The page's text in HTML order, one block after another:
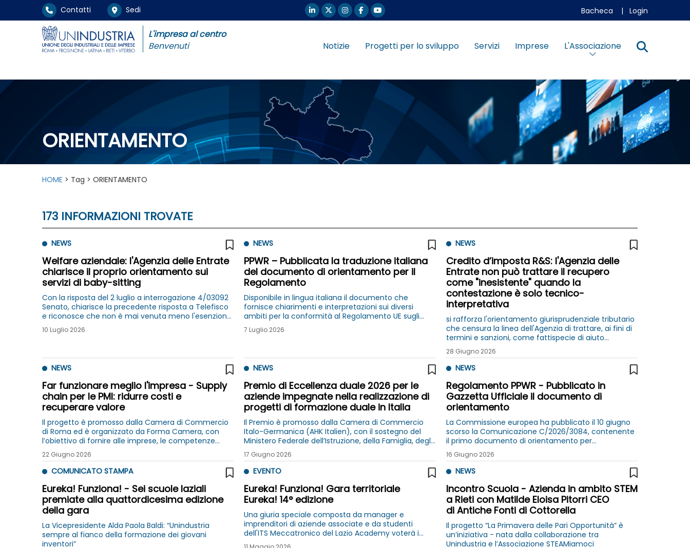
Contatti Sedi Bacheca | Login
L'impresa al centro
Benvenuti
Notizie Progetti per lo sviluppo Servizi Imprese L'Associazione
ORIENTAMENTO
HOME > Tag > ORIENTAMENTO
173 INFORMAZIONI TROVATE
NEWS
Welfare aziendale: l'Agenzia delle Entrate
chiarisce il proprio orientamento sui
servizi di baby-sitting
Con la risposta del 2 luglio a interrogazione 4/03092
Senato, chiarisce la precedente risposta a Telefisco
e riconosce che non è mai venuta meno l'esenzione
fiscale ex lett. f-bis) per servizi di baby-sitting, al di
fuori dell’offerta formativa scolastica
10 Luglio 2026
NEWS
PPWR – Pubblicata la traduzione italiana
del documento di orientamento per il
Regolamento
Disponibile in lingua italiana il documento che
fornisce chiarimenti e interpretazioni sui diversi
ambiti per la conformità al Regolamento UE sugli
imballaggi e i rifiuti di imballaggio
7 Luglio 2026
NEWS
Credito d’imposta R&S: l'Agenzia delle
Entrate non può trattare il recupero
come "inesistente" quando la
contestazione è solo tecnico-
interpretativa
si rafforza l'orientamento giurisprudenziale tributario
che censura la linea dell'Agenzia di trattare, ai fini di
termini e sanzioni, come fattispecie di aiuto
`inesistente` aiuti e crediti che sono in realtà `non
spettanti`
28 Giugno 2026
NEWS
Far funzionare meglio l'impresa - Supply
chain per le PMI: ridurre costi e
recuperare valore
Il progetto è promosso dalla Camera di Commercio
di Roma ed è organizzato da Forma Camera, con
l’obiettivo di fornire alle imprese, le competenze
necessarie alla gestione manageriale e tecnica del
complesso processo della supply chain
22 Giugno 2026
NEWS
Premio di Eccellenza duale 2026 per le
aziende impegnate nella realizzazione di
progetti di formazione duale in Italia
Il Premio è promosso dalla Camera di Commercio
Italo-Germanica (AHK Italien), con il sostegno del
Ministero Federale dell’Istruzione, della Famiglia, degli
Anziani, delle Donne e della Gioventù (BMBFSFJ) e del
German Office for International Cooperation
17 Giugno 2026
NEWS
Regolamento PPWR - Pubblicato in
Gazzetta Ufficiale il documento di
orientamento
La Commissione europea ha pubblicato il 10 giugno
scorso la Comunicazione C/2026/3084, contenente
il primo documento di orientamento per
l’applicazione del Regolamento (UE) 2025/40 sugli
imballaggi e i rifiuti di imballaggio
16 Giugno 2026
COMUNICATO STAMPA
Eureka! Funziona! - Sei scuole laziali
premiate alla quattordicesima edizione
della gara
La Vicepresidente Alda Paola Baldi: “Unindustria
sempre al fianco della formazione dei giovani
inventori”
EVENTO
Eureka! Funziona! Gara territoriale
Eureka! 14° edizione
Una giuria speciale composta da manager e
imprenditori di aziende associate e da studenti
dell'ITS Meccatronico del Lazio Academy voterà i
progetti in gara l' 11 maggio presso il Museo Explora di
NEWS
Incontro Scuola - Azienda in ambito STEM
a Rieti con Matilde Eloisa Pitorri CEO
di Antiche Fonti di Cottorella
Il progetto “La Primavera delle Pari Opportunità” è
un’iniziativa - nata dalla collaborazione tra
Unindustria e l’Associazione STEAMiamoci